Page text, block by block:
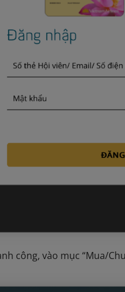
công, vào mục “Mua/